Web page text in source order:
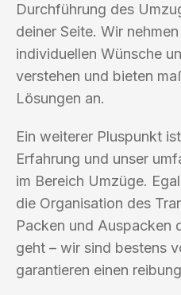
Durchführung des
deiner Seite. Wir
individuellen Wünsche
verstehen und bieten
Lösungen an.
Ein weiterer Pluspunkt
Erfahrung und unser
im Bereich Umzüge.
die Organisation des
Packen und Auspacken
geht – wir sind bestens
garantieren einen